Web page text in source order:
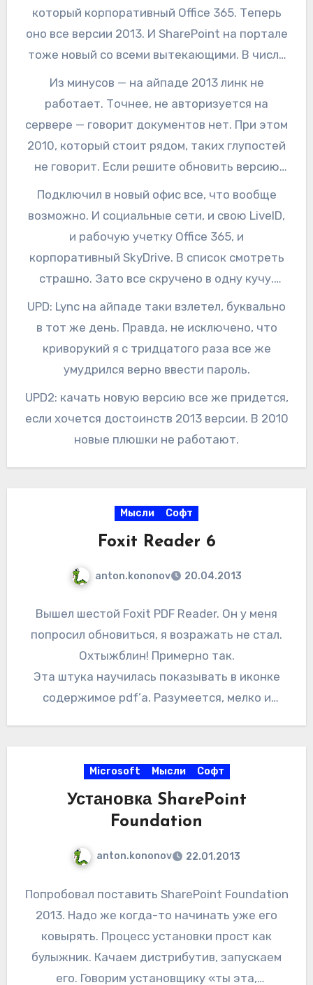
который корпоративный Office 365. Теперь
оно все версии 2013. И SharePoint на портале
тоже новый со всеми вытекающими. В числе
прочего, появился SkyDrive Pro — это такой
корпоративный SkyDrive. Появились новый
Lync 2013 для iPad, туда же вышла приблуда
для получения обновлении ваших
корпоративных подписок на портале.
Параллельно, обновился OneNote все для
того же iPad, оно стало красивше, хотя по-
прежнему подключить записную книжку в
виде просто папки из SkyDrive оно не может.
Из минусов — на айпаде 2013 линк не
работает. Точнее, не авторизуется на
сервере — говорит документов нет. При этом
2010, который стоит рядом, таких глупостей
не говорит. Если решите обновить версию
офиса на компьютере, рекомендуется
воспользоваться разделом Настройка ->
Параметры Office 365 -> Программное
обеспечение. А то я, как дурак, зачем-то
снес старую версию и полдня ждал когда же
Подключил в новый офис все, что вообще
возможно. И социальные сети, и свою LiveID,
и рабочую учетку Office 365, и
корпоративный SkyDrive. В список смотреть
страшно. Зато все скручено в одну кучу.
UPD: Lync на айпаде таки взлетел, буквально
в тот же день. Правда, не исключено, что
криворукий я с тридцатого раза все же
умудрился верно ввести пароль.
UPD2: качать новую версию все же придется,
если хочется достоинств 2013 версии. В 2010
новые плюшки не работают.
Мысли Софт
Foxit Reader 6
anton.kononov 20.04.2013
Вышел шестой Foxit PDF Reader. Он у меня
попросил обновиться, я возражать не стал.
Охтыжблин! Примерно так.
Эта штука научилась показывать в иконке
содержимое pdf’а. Разумеется, мелко и
изменилась. В «ленточном» варианте,
интерфейс сильно-сильно стал похож на MS
Office. Будем считать, что это хорошо.
Foxit Reader теперь позволяет из себя
воспользоваться контекстным меню и
перегнать в PDF любой файл совместимого
формата, коих ведро. Разумеется, всяческие
xlsx, к примеру, поддерживаются. И вообще,
можно создавать PDF, беря картинки со
сканера. Вот только у меня пока не было
Microsoft Мысли Софт
Установка SharePoint
Foundation
anton.kononov 22.01.2013
Попробовал поставить SharePoint Foundation
2013. Надо же когда-то начинать уже его
ковырять. Процесс установки прост как
булыжник. Качаем дистрибутив, запускаем
его. Говорим установщику «ты эта,